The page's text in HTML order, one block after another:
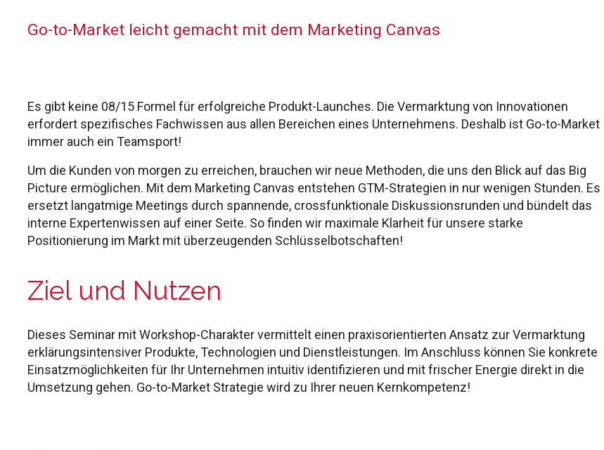
Go-to-Market leicht gemacht mit dem Marketing Canvas
Es gibt keine 08/15 Formel für erfolgreiche Produkt-Launches. Die Vermarktung von Innovationen
erfordert spezifisches Fachwissen aus allen Bereichen eines Unternehmens. Deshalb ist Go-to-Market
immer auch ein Teamsport!
Um die Kunden von morgen zu erreichen, brauchen wir neue Methoden, die uns den Blick auf das Big
Picture ermöglichen. Mit dem Marketing Canvas entstehen GTM-Strategien in nur wenigen Stunden. Es
ersetzt langatmige Meetings durch spannende, crossfunktionale Diskussionsrunden und bündelt das
interne Expertenwissen auf einer Seite. So finden wir maximale Klarheit für unsere starke
Positionierung im Markt mit überzeugenden Schlüsselbotschaften!
Ziel und Nutzen
Dieses Seminar mit Workshop-Charakter vermittelt einen praxisorientierten Ansatz zur Vermarktung
erklärungsintensiver Produkte, Technologien und Dienstleistungen. Im Anschluss können Sie konkrete
Einsatzmöglichkeiten für Ihr Unternehmen intuitiv identifizieren und mit frischer Energie direkt in die
Umsetzung gehen. Go-to-Market Strategie wird zu Ihrer neuen Kernkompetenz!